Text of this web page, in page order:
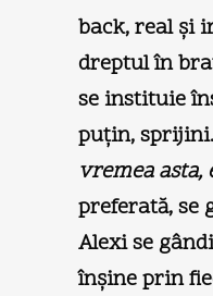
back, real şi
dreptul în
se instituie
puţin,
vremea
preferată, se
Alexi se
înşine prin